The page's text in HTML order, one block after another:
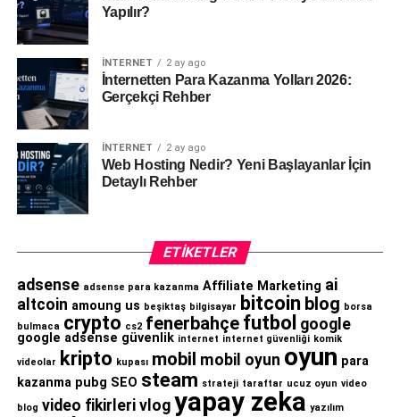
Yapılır?
İNTERNET 2 ay ago
İnternetten Para Kazanma Yolları 2026:
Gerçekçi Rehber
İNTERNET 2 ay ago
Web Hosting Nedir? Yeni Başlayanlar İçin
Detaylı Rehber
ETIKETLER
adsense adsense para kazanma Affiliate Marketing ai
altcoin amoung us beşiktaş bilgisayar bitcoin blog borsa
bulmaca crypto cs2 fenerbahçe futbol google
google adsense güvenlik internet internet güvenliği komik
videolar kripto kupası mobil mobil oyun oyun para
kazanma pubg SEO steam strateji taraftar ucuz oyun video
blog video fikirleri vlog yapay zeka yazılım